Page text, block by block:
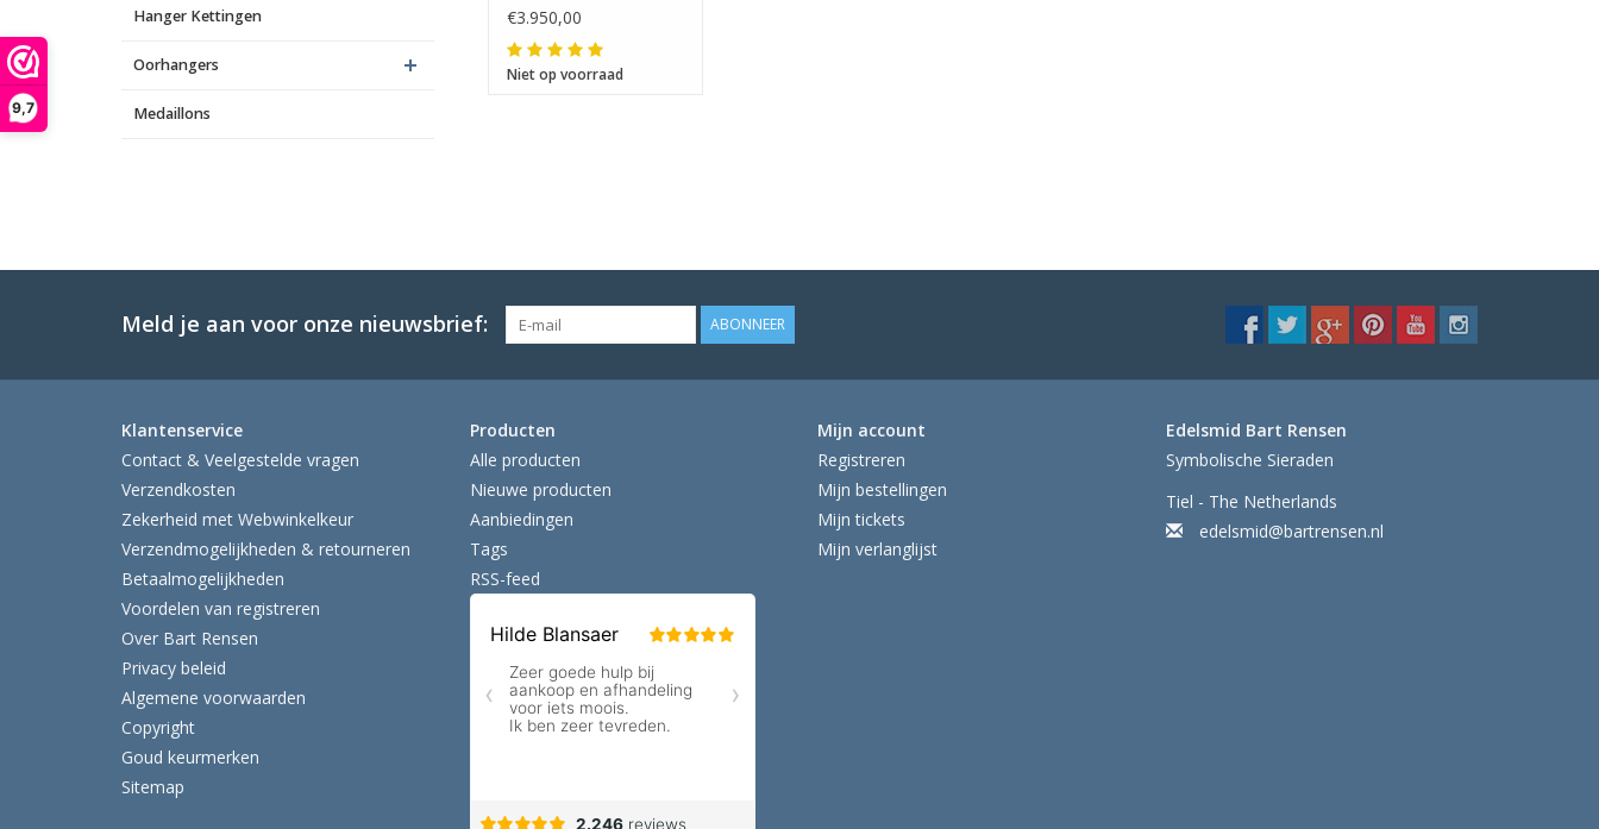
9,7
Hanger Kettingen
Oorhangers
Medaillons
€3.950,00
Niet op voorraad
Meld je aan voor onze nieuwsbrief: ABONNEER
Klantenservice
Contact & Veelgestelde vragen
Verzendkosten
Zekerheid met Webwinkelkeur
Verzendmogelijkheden & retourneren
Betaalmogelijkheden
Voordelen van registreren
Over Bart Rensen
Privacy beleid
Algemene voorwaarden
Copyright
Goud keurmerken
Sitemap
Producten
Alle producten
Nieuwe producten
Aanbiedingen
Tags
RSS-feed
Mijn account
Registreren
Mijn bestellingen
Mijn tickets
Mijn verlanglijst
Edelsmid Bart Rensen
Symbolische Sieraden
Tiel - The Netherlands
edelsmid@bartrensen.nl